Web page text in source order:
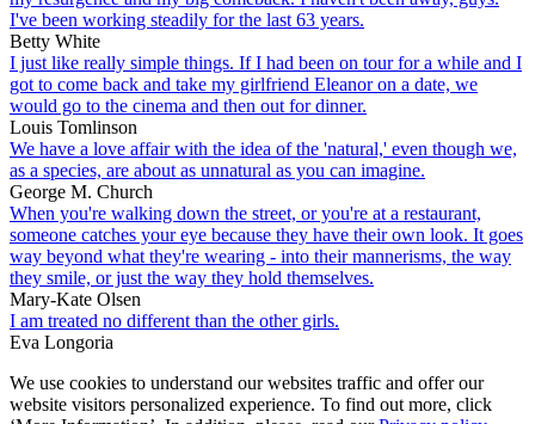
I've been working steadily for the last 63 years.
Betty White
I just like really simple things. If I had been on tour for a while and I
got to come back and take my girlfriend Eleanor on a date, we
would go to the cinema and then out for dinner.
Louis Tomlinson
We have a love affair with the idea of the 'natural,' even though we,
as a species, are about as unnatural as you can imagine.
George M. Church
When you're walking down the street, or you're at a restaurant,
someone catches your eye because they have their own look. It goes
way beyond what they're wearing - into their mannerisms, the way
they smile, or just the way they hold themselves.
Mary-Kate Olsen
I am treated no different than the other girls.
Eva Longoria
We use cookies to understand our websites traffic and offer our
website visitors personalized experience. To find out more, click